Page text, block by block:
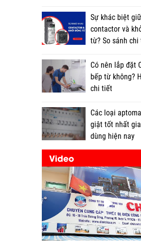
Sự khác biệt
contactor và
từ? So sánh
Có nên lắp đặt
bếp từ không?
chi tiết
Các loại
giật tốt nhất
dùng hiện nay
Video